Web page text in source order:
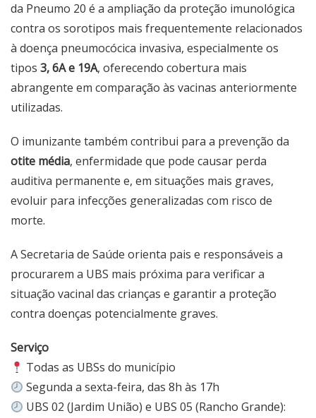
da Pneumo 20 é a ampliação da proteção imunológica
contra os sorotipos mais frequentemente relacionados
à doença pneumocócica invasiva, especialmente os
tipos 3, 6A e 19A, oferecendo cobertura mais
abrangente em comparação às vacinas anteriormente
utilizadas.
O imunizante também contribui para a prevenção da
otite média, enfermidade que pode causar perda
auditiva permanente e, em situações mais graves,
evoluir para infecções generalizadas com risco de
morte.
A Secretaria de Saúde orienta pais e responsáveis a
procurarem a UBS mais próxima para verificar a
situação vacinal das crianças e garantir a proteção
contra doenças potencialmente graves.
Serviço
Todas as UBSs do município
Segunda a sexta-feira, das 8h às 17h
UBS 02 (Jardim União) e UBS 05 (Rancho Grande):